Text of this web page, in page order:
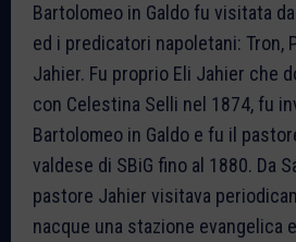
Bartolomeo in Galdo fu visitata
ed i predicatori napoletani: Tron,
Jahier. Fu proprio Eli Jahier che
con Celestina Selli nel 1874, fu
Bartolomeo in Galdo e fu il
valdese di SBiG fino al 1880. Da
pastore Jahier visitava
nacque una stazione evangelica